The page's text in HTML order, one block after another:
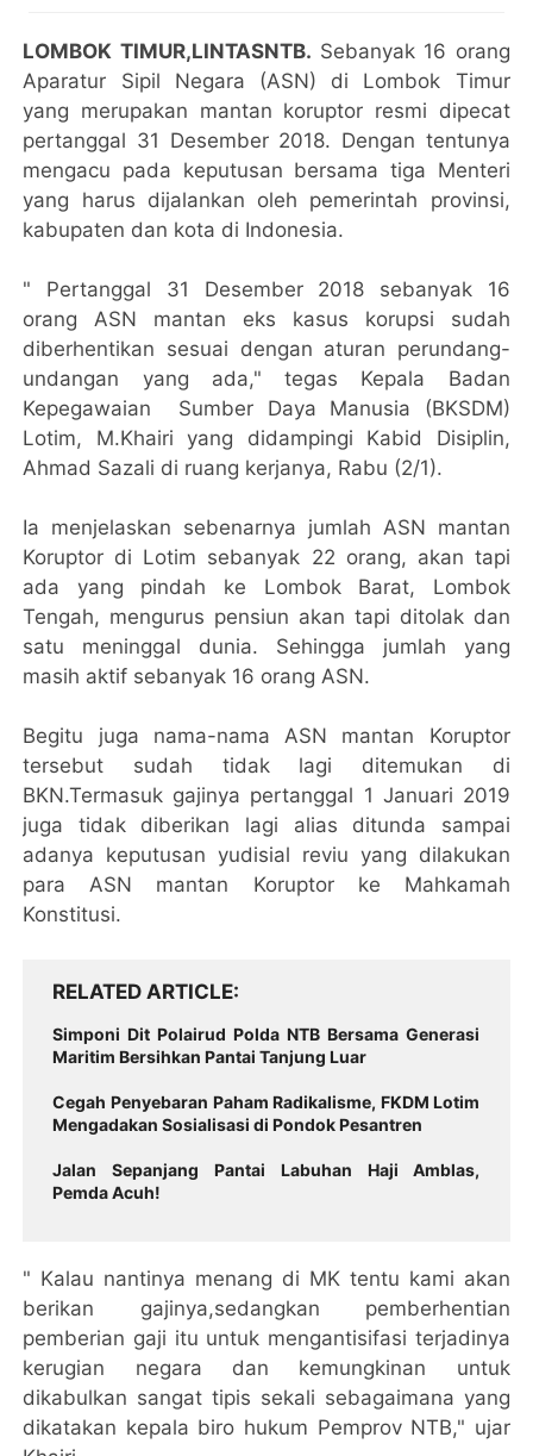
LOMBOK TIMUR,LINTASNTB. Sebanyak 16 orang
Aparatur Sipil Negara (ASN) di Lombok Timur
yang merupakan mantan koruptor resmi dipecat
pertanggal 31 Desember 2018. Dengan tentunya
mengacu pada keputusan bersama tiga Menteri
yang harus dijalankan oleh pemerintah provinsi,
kabupaten dan kota di Indonesia.
" Pertanggal 31 Desember 2018 sebanyak 16
orang ASN mantan eks kasus korupsi sudah
diberhentikan sesuai dengan aturan perundang-
undangan yang ada," tegas Kepala Badan
Kepegawaian Sumber Daya Manusia (BKSDM)
Lotim, M.Khairi yang didampingi Kabid Disiplin,
Ahmad Sazali di ruang kerjanya, Rabu (2/1).
Ia menjelaskan sebenarnya jumlah ASN mantan
Koruptor di Lotim sebanyak 22 orang, akan tapi
ada yang pindah ke Lombok Barat, Lombok
Tengah, mengurus pensiun akan tapi ditolak dan
satu meninggal dunia. Sehingga jumlah yang
masih aktif sebanyak 16 orang ASN.
Begitu juga nama-nama ASN mantan Koruptor
tersebut sudah tidak lagi ditemukan di
BKN.Termasuk gajinya pertanggal 1 Januari 2019
juga tidak diberikan lagi alias ditunda sampai
adanya keputusan yudisial reviu yang dilakukan
para ASN mantan Koruptor ke Mahkamah
Konstitusi.
RELATED ARTICLE
Simponi Dit Polairud Polda NTB Bersama Generasi
Maritim Bersihkan Pantai Tanjung Luar
Cegah Penyebaran Paham Radikalisme, FKDM Lotim
Mengadakan Sosialisasi di Pondok Pesantren
Jalan Sepanjang Pantai Labuhan Haji Amblas,
Pemda Acuh!
" Kalau nantinya menang di MK tentu kami akan
berikan gajinya,sedangkan pemberhentian
pemberian gaji itu untuk mengantisifasi terjadinya
kerugian negara dan kemungkinan untuk
dikabulkan sangat tipis sekali sebagaimana yang
dikatakan kepala biro hukum Pemprov NTB," ujar